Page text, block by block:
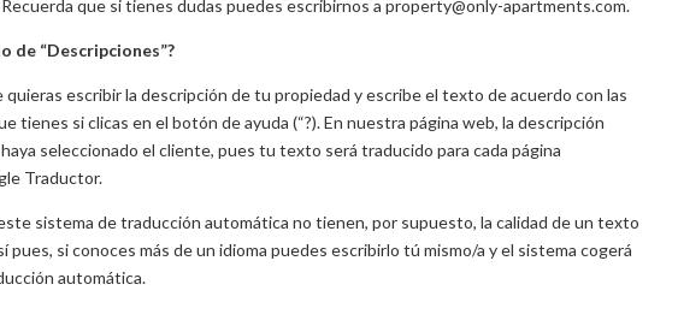
que si tienes dudas puedes escribirnos a property@only-apartments.com.
de “Descripciones”?
quieras escribir la descripción de tu propiedad y escribe el texto de acuerdo con las
tienes si clicas en el botón de ayuda (“?). En nuestra página web, la descripción
seleccionado el cliente, pues tu texto será traducido para cada página
Traductor.
sistema de traducción automática no tienen, por supuesto, la calidad de un texto
pues, si conoces más de un idioma puedes escribirlo tú mismo/a y el sistema cogerá
automática.